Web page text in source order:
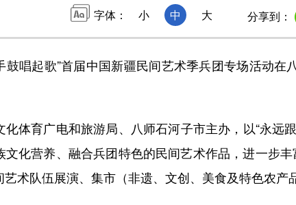
字体： 小 中 大 分享到：
唱起歌”首届中国新疆民间艺术季兵团专场活动在
育广电和旅游局、八师石河子市主办，以“永远
化营养、融合兵团特色的民间艺术作品，进一步
术队伍展演、集市（非遗、文创、美食及特色农产